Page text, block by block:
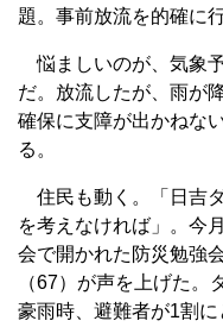
題。事前放流を的確に
悩ましいのが、気象
だ。放流したが、雨が
確保に支障が出かねな
る。
住民も動く。「日吉
を考えなければ」。今
会で開かれた防災勉強
（67）が声を上げた
豪雨時、避難者が1割